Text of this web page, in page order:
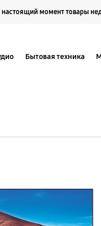
момент товары
Бытовая техника